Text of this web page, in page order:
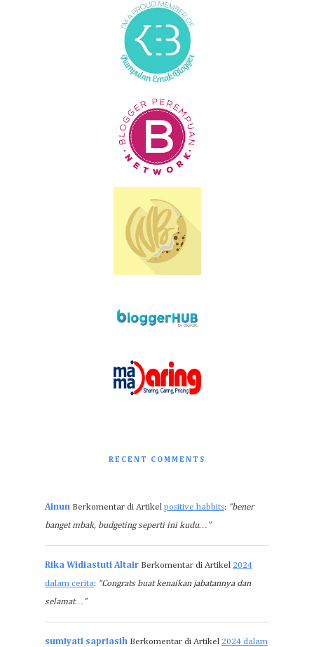
RECENT COMMENTS
Ainun Berkomentar di Artikel positive habbits: “bener
banget mbak, budgeting seperti ini kudu…”
Rika Widiastuti Altair Berkomentar di Artikel 2024
dalam cerita: “Congrats buat kenaikan jabatannya dan
selamat…”
sumiyati sapriasih Berkomentar di Artikel 2024 dalam